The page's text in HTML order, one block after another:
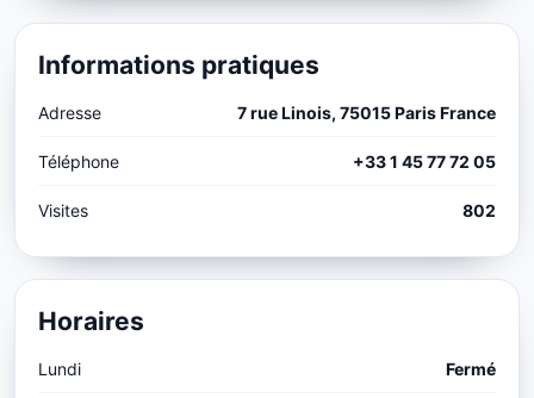
Informations pratiques
Adresse 7 rue Linois, 75015 Paris France
Téléphone +33 1 45 77 72 05
Visites 802
Horaires
Lundi Fermé